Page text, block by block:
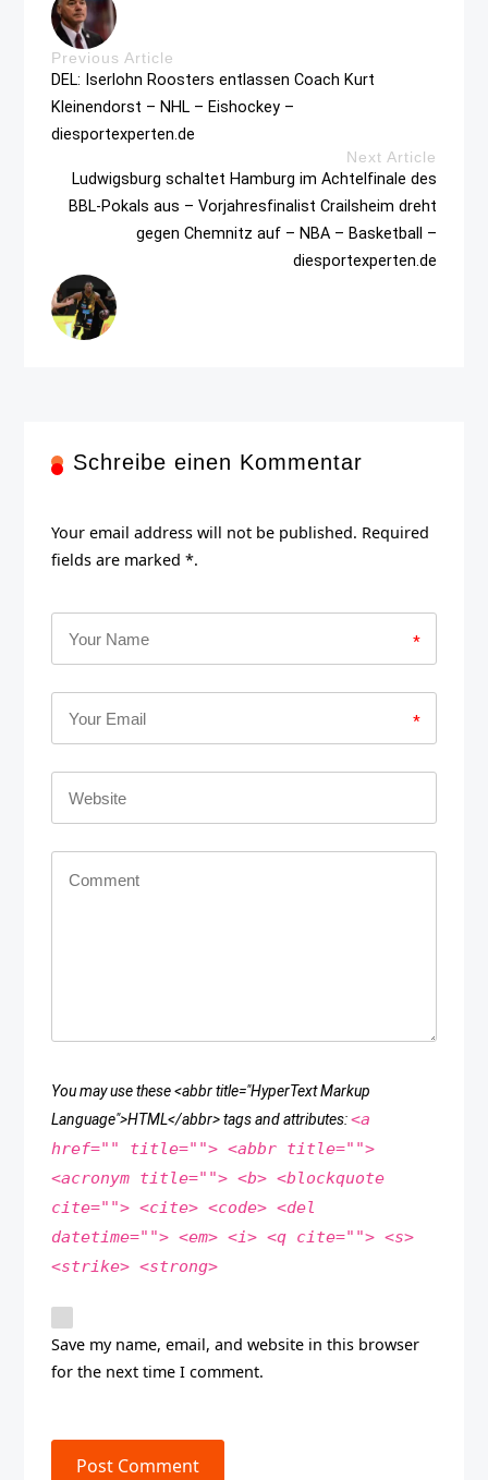
Previous Article
DEL: Iserlohn Roosters entlassen Coach Kurt
Kleinendorst – NHL – Eishockey –
diesportexperten.de
Next Article
Ludwigsburg schaltet Hamburg im Achtelfinale des
BBL-Pokals aus – Vorjahresfinalist Crailsheim dreht
gegen Chemnitz auf – NBA – Basketball –
diesportexperten.de
Schreibe einen Kommentar
Your email address will not be published. Required
fields are marked *.
*
*
You may use these <abbr title="HyperText Markup
Language">HTML</abbr> tags and attributes:<a
href="" title=""> <abbr title="">
<acronym title=""> <b> <blockquote
cite=""> <cite> <code> <del
datetime=""> <em> <i> <q cite=""> <s>
<strike> <strong>
Save my name, email, and website in this browser
for the next time I comment.
Post Comment